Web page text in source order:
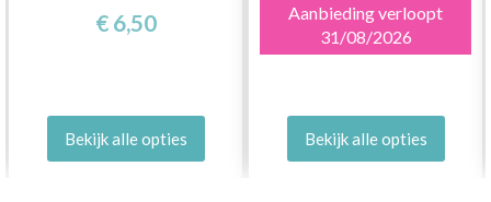
€ 6,50
Bekijk alle opties
Aanbieding verloopt
31/08/2026
Bekijk alle opties